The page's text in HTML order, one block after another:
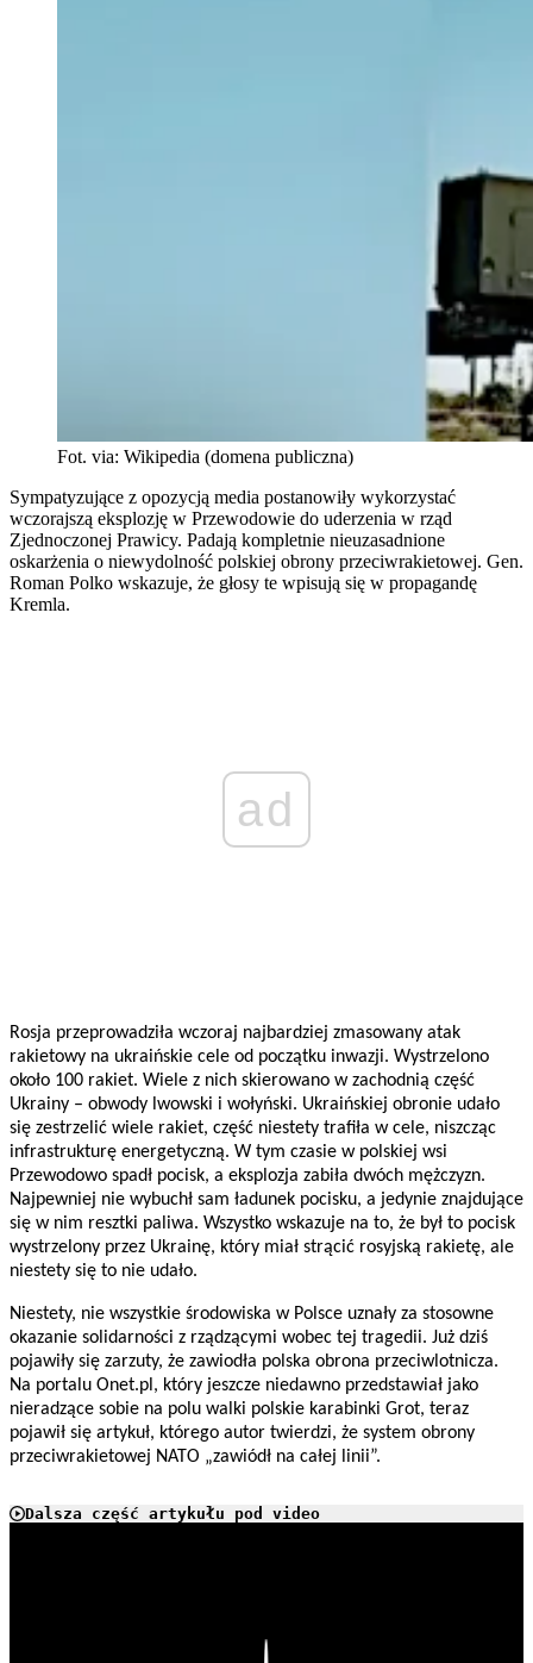
Fot. via: Wikipedia (domena publiczna)
Sympatyzujące z opozycją media postanowiły wykorzystać
wczorajszą eksplozję w Przewodowie do uderzenia w rząd
Zjednoczonej Prawicy. Padają kompletnie nieuzasadnione
oskarżenia o niewydolność polskiej obrony przeciwrakietowej. Gen.
Roman Polko wskazuje, że głosy te wpisują się w propagandę
Kremla.
ad
Rosja przeprowadziła wczoraj najbardziej zmasowany atak
rakietowy na ukraińskie cele od początku inwazji. Wystrzelono
około 100 rakiet. Wiele z nich skierowano w zachodnią część
Ukrainy – obwody lwowski i wołyński. Ukraińskiej obronie udało
się zestrzelić wiele rakiet, część niestety trafiła w cele, niszcząc
infrastrukturę energetyczną. W tym czasie w polskiej wsi
Przewodowo spadł pocisk, a eksplozja zabiła dwóch mężczyzn.
Najpewniej nie wybuchł sam ładunek pocisku, a jedynie znajdujące
się w nim resztki paliwa. Wszystko wskazuje na to, że był to pocisk
wystrzelony przez Ukrainę, który miał strącić rosyjską rakietę, ale
niestety się to nie udało.
Niestety, nie wszystkie środowiska w Polsce uznały za stosowne
okazanie solidarności z rządzącymi wobec tej tragedii. Już dziś
pojawiły się zarzuty, że zawiodła polska obrona przeciwlotnicza.
Na portalu Onet.pl, który jeszcze niedawno przedstawiał jako
nieradzące sobie na polu walki polskie karabinki Grot, teraz
pojawił się artykuł, którego autor twierdzi, że system obrony
przeciwrakietowej NATO „zawiódł na całej linii”.
Dalsza część artykułu pod video